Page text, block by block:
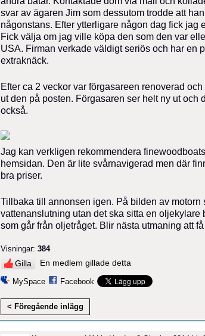
svar av ägaren Jim som dessutom trodde att
någonstans. Efter ytterligare någon dag fick jag
Fick välja om jag ville köpa den som den var
USA. Firman verkade väldigt seriös och har en
extraknäck.
Efter ca 2 veckor var förgasareen renoverad
ut den på posten. Förgasaren ser helt ny ut
också.
Jag kan verkligen rekommendera
hemsidan. Den är lite svårnavigerad men där
bra priser.
Tillbaka till annonsen igen. På bilden av
vattenanslutning utan det ska sitta en
som går från oljetråget. Blir nästa utmaning att
Visningar: 384
Gilla En medlem gillade detta
MySpace Facebook
< Föregående inlägg